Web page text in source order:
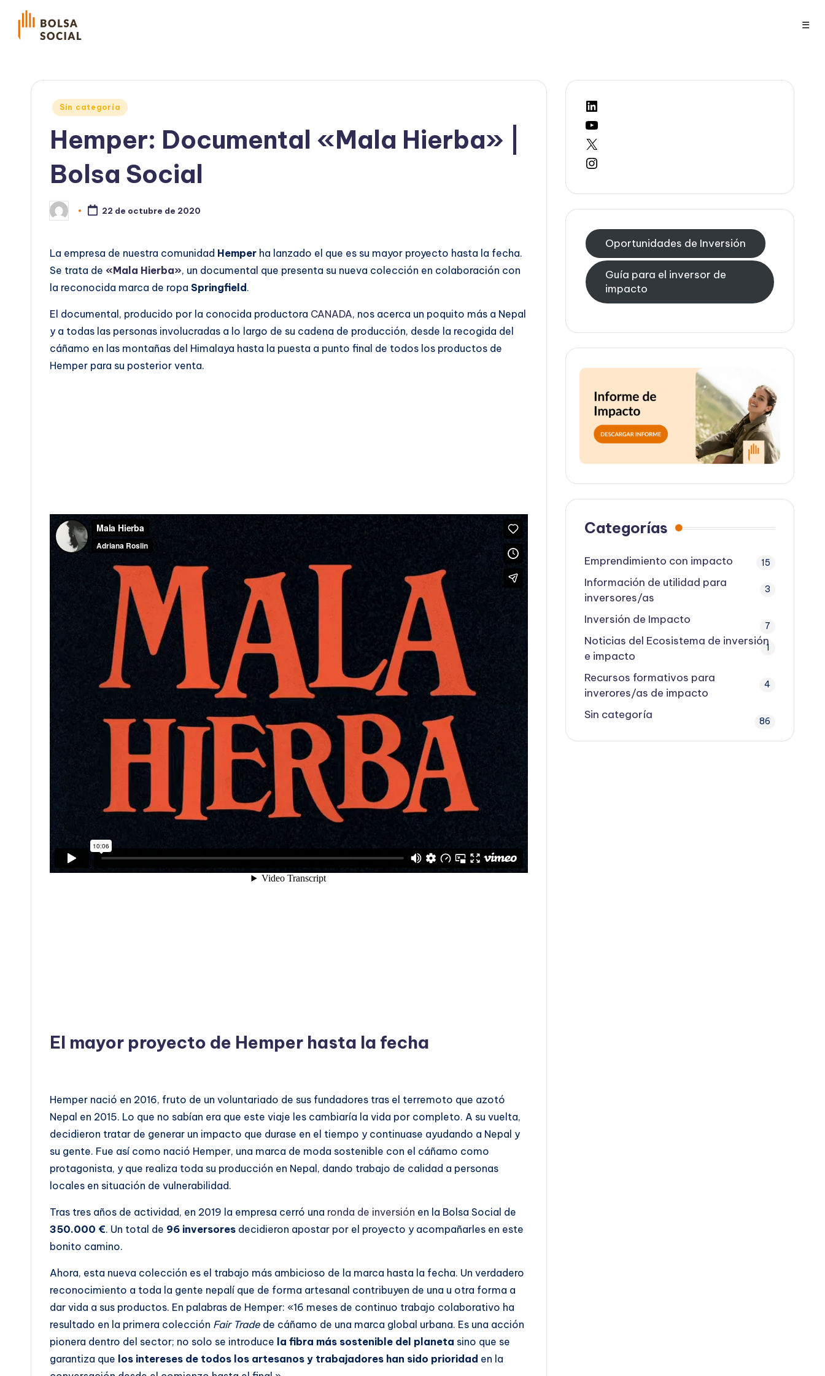
☰
Publicado
Sin categoría
Hemper: Documental «Mala Hierba» |
Bolsa Social
Publicado
por
22 de octubre de 2020
La empresa de nuestra comunidad Hemper ha lanzado el que es su mayor proyecto hasta la fecha.
Se trata de «Mala Hierba», un documental que presenta su nueva colección en colaboración con
la reconocida marca de ropa Springfield .
El documental, producido por la conocida productora CANADA, nos acerca un poquito más a Nepal
y a todas las personas involucradas a lo largo de su cadena de producción, desde la recogida del
cáñamo en las montañas del Himalaya hasta la puesta a punto final de todos los productos de
Hemper para su posterior venta.
El mayor proyecto de Hemper hasta la fecha
Hemper nació en 2016, fruto de un voluntariado de sus fundadores tras el terremoto que azotó
Nepal en 2015. Lo que no sabían era que este viaje les cambiaría la vida por completo. A su vuelta,
decidieron tratar de generar un impacto que durase en el tiempo y continuase ayudando a Nepal y
su gente. Fue así como nació Hemper, una marca de moda sostenible con el cáñamo como
protagonista, y que realiza toda su producción en Nepal, dando trabajo de calidad a personas
locales en situación de vulnerabilidad.
Tras tres años de actividad, en 2019 la empresa cerró una ronda de inversión en la Bolsa Social de
350.000 €. Un total de 96 inversores decidieron apostar por el proyecto y acompañarles en este
bonito camino.
Ahora, esta nueva colección es el trabajo más ambicioso de la marca hasta la fecha. Un verdadero
reconocimiento a toda la gente nepalí que de forma artesanal contribuyen de una u otra forma a
dar vida a sus productos. En palabras de Hemper: «16 meses de continuo trabajo colaborativo ha
resultado en la primera colección Fair Trade de cáñamo de una marca global urbana. Es una acción
pionera dentro del sector; no solo se introduce la fibra más sostenible del planeta sino que se
garantiza que los intereses de todos los artesanos y trabajadores han sido prioridad en la
Oportunidades de Inversión
Guía para el inversor de
impacto
Categorías
Emprendimiento con impacto 15
Información de utilidad para
inversores/as
3
Inversión de Impacto 7
Noticias del Ecosistema de inversión
e impacto
1
Recursos formativos para
inverores/as de impacto
4
Sin categoría 86